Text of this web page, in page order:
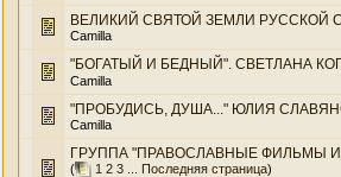
ВЕЛИКИЙ СВЯТОЙ ЗЕМЛИ РУССКОЙ
Camilla
"БОГАТЫЙ И БЕДНЫЙ". СВЕТЛАНА
Camilla
"ПРОБУДИСЬ, ДУША..." ЮЛИЯ
Camilla
ГРУППА "ПРАВОСЛАВНЫЕ ФИЛЬМЫ
( 1 2 3 Последняя страница)